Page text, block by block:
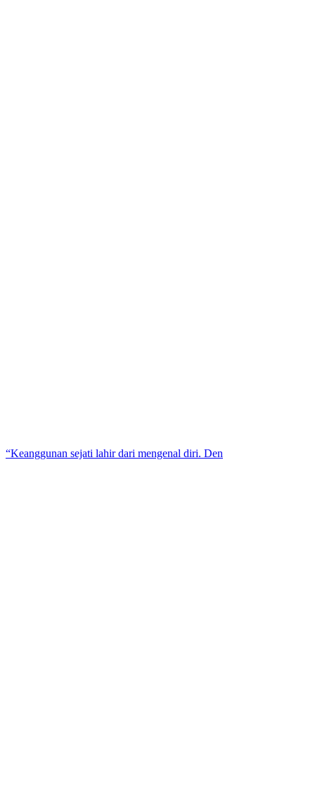
“Keanggunan sejati lahir dari mengenal diri. Den